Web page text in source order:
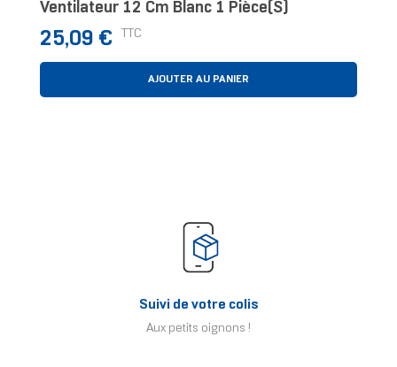
Ventilateur 12 Cm Blanc 1 Pièce(s)
Prix
25,09 € TTC
AJOUTER AU PANIER
Suivi de votre colis
Aux petits oignons !